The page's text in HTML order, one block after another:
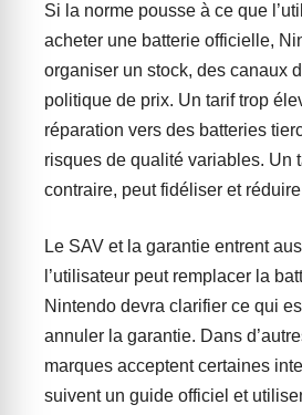
Si la norme pousse à ce que
acheter une batterie officielle,
organiser un stock, des canaux
politique de prix. Un tarif trop
réparation vers des batteries
risques de qualité variables. Un
contraire, peut fidéliser et
Le SAV et la garantie entrent
l’utilisateur peut remplacer la
Nintendo devra clarifier ce qui
annuler la garantie. Dans
marques acceptent certaines
suivent un guide officiel et